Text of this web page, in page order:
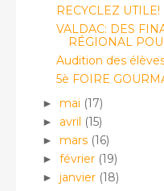
RECYCLEZ UTILE!
VALDAC: DES
RÉGIONAL
Audition des
5è FOIRE
► mai (17)
► avril (15)
► mars (16)
► février (19)
► janvier (18)